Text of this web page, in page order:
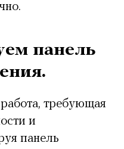
панель
требующая
и
панель